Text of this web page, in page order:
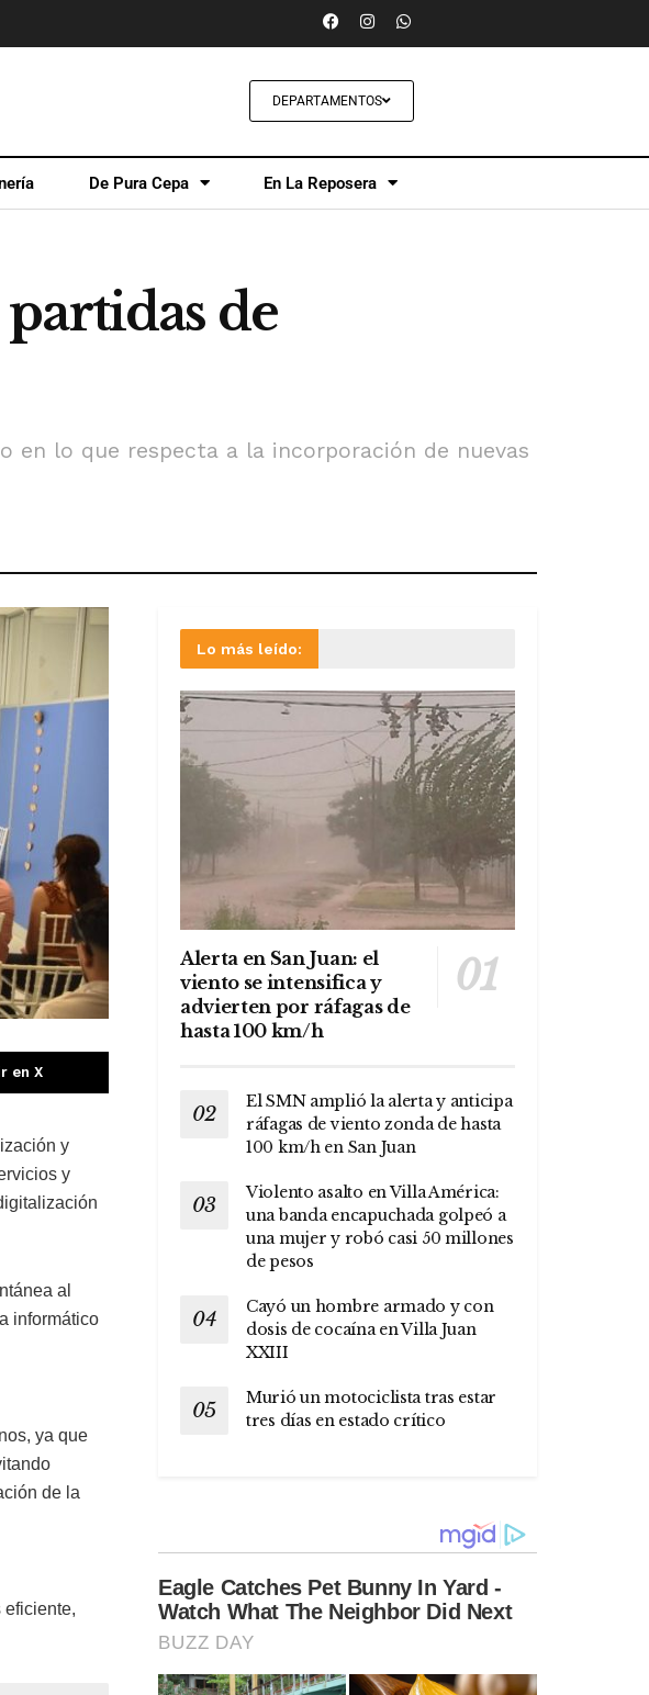
DEPARTAMENTOS
De Pura Cepa En La Reposera
de
en lo que respecta a la incorporación de nuevas
en X
y
y
al
informático
ya que
de la
eficiente,
Lo más leído:
Alerta en San Juan: el
viento se intensifica y
advierten por ráfagas de
hasta 100 km/h
El SMN amplió la alerta y anticipa
ráfagas de viento zonda de hasta
100 km/h en San Juan
Violento asalto en Villa América:
una banda encapuchada golpeó a
una mujer y robó casi 50 millones
de pesos
Cayó un hombre armado y con
dosis de cocaína en Villa Juan
XXIII
Murió un motociclista tras estar
tres días en estado crítico